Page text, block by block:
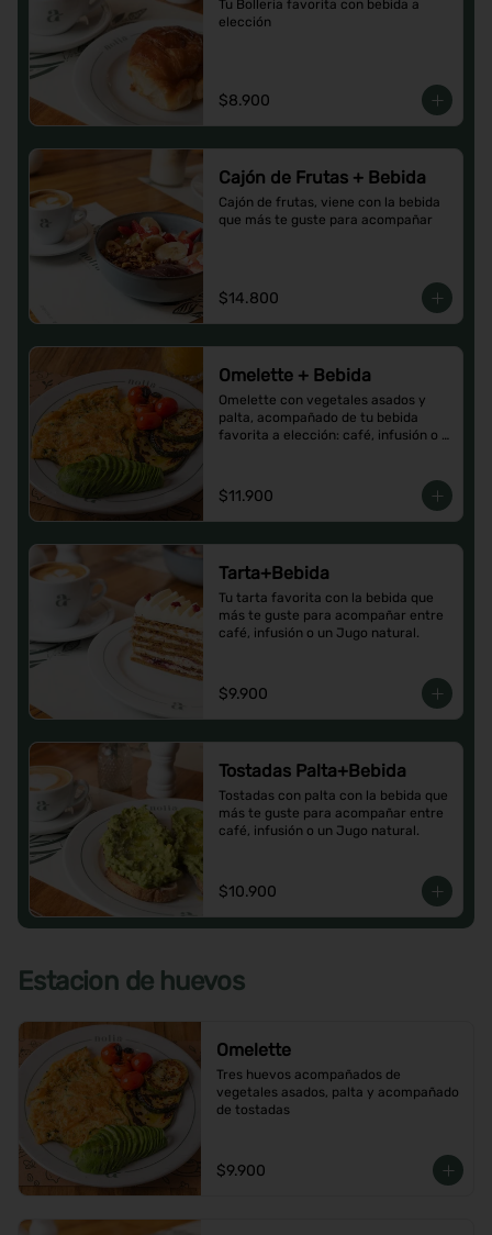
Tu Bolleria favorita con bebida a
elección
$8.900
Cajón de Frutas + Bebida
Cajón de frutas, viene con la bebida
que más te guste para acompañar
$14.800
Omelette + Bebida
Omelette con vegetales asados y
palta, acompañado de tu bebida
favorita a elección: café, infusión o
$11.900
Tarta+Bebida
Tu tarta favorita con la bebida que
más te guste para acompañar entre
café, infusión o un Jugo natural.
$9.900
Tostadas Palta+Bebida
Tostadas con palta con la bebida que
más te guste para acompañar entre
café, infusión o un Jugo natural.
$10.900
Estacion de huevos
Omelette
Tres huevos acompañados de
vegetales asados, palta y acompañado
de tostadas
$9.900